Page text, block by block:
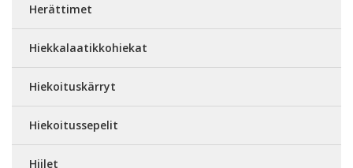
Herättimet
Hiekkalaatikkohiekat
Hiekoituskärryt
Hiekoitussepelit
Hiilet